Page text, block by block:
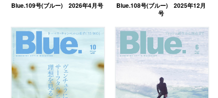
Blue.109号(ブルー) 2026年4月号
Blue.108号(ブルー) 2025年12月
号